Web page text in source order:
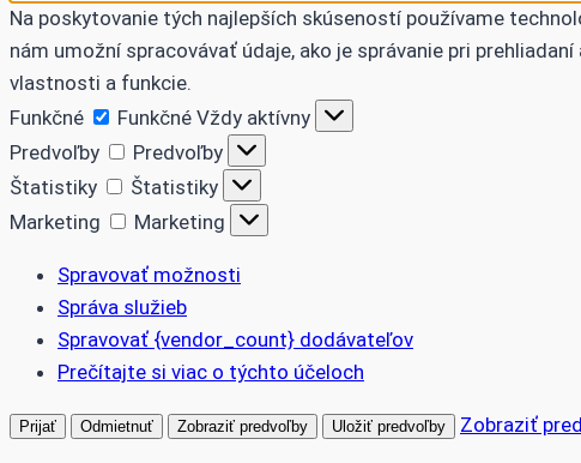
Na poskytovanie tých najlepších skúseností používame
nám umožní spracovávať údaje, ako je správanie pri
vlastnosti a funkcie.
Funkčné
Funkčné Vždy aktívny
Predvoľby
Predvoľby
Štatistiky
Štatistiky
Marketing
Marketing
Spravovať možnosti
Správa služieb
Spravovať {vendor_count} dodávateľov
Prečítajte si viac o týchto účeloch
Prijať Odmietnuť Zobraziť predvoľby Uložiť predvoľby Zobraziť